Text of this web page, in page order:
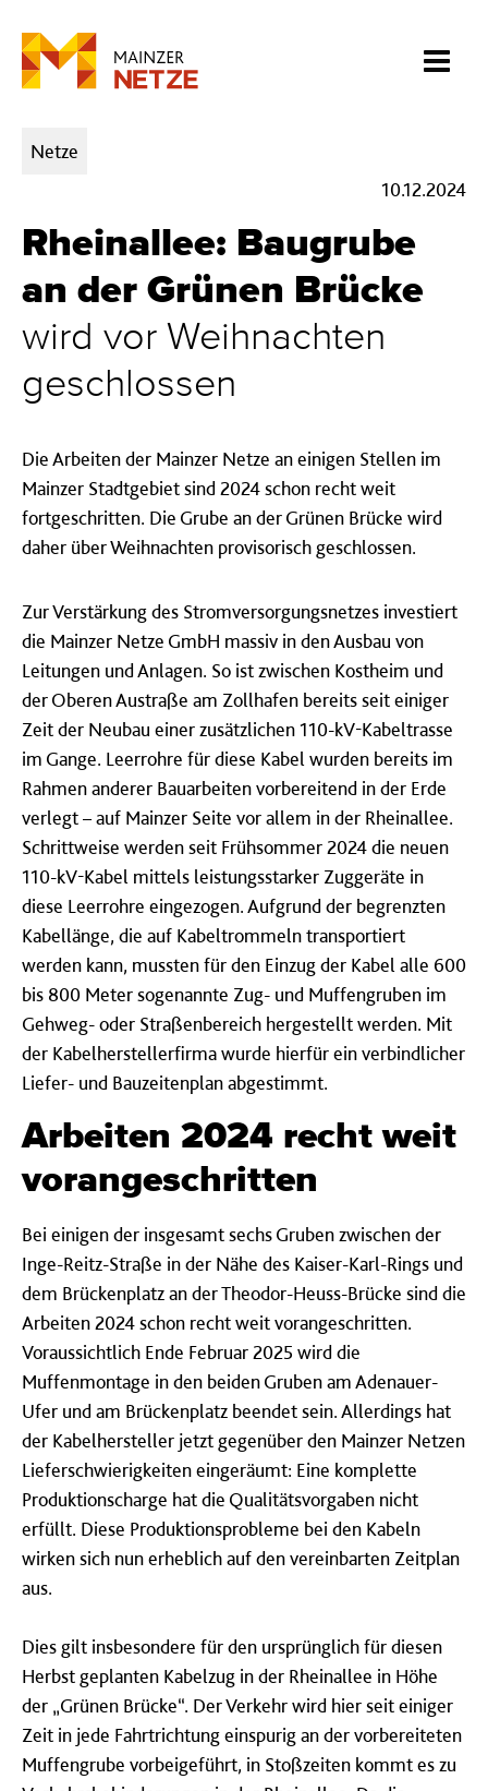
Kategorien:
Netze
10.12.2024
Rheinallee: Baugrube
an der Grünen Brücke
wird vor Weihnachten
geschlossen
Die Arbeiten der Mainzer Netze an einigen Stellen im
Mainzer Stadtgebiet sind 2024 schon recht weit
fortgeschritten. Die Grube an der Grünen Brücke wird
daher über Weihnachten provisorisch geschlossen.
Zur Verstärkung des Stromversorgungsnetzes investiert
die Mainzer Netze GmbH massiv in den Ausbau von
Leitungen und Anlagen. So ist zwischen Kostheim und
der Oberen Austraße am Zollhafen bereits seit einiger
Zeit der Neubau einer zusätzlichen 110-kV-Kabeltrasse
im Gange. Leerrohre für diese Kabel wurden bereits im
Rahmen anderer Bauarbeiten vorbereitend in der Erde
verlegt – auf Mainzer Seite vor allem in der Rheinallee.
Schrittweise werden seit Frühsommer 2024 die neuen
110-kV-Kabel mittels leistungsstarker Zuggeräte in
diese Leerrohre eingezogen. Aufgrund der begrenzten
Kabellänge, die auf Kabeltrommeln transportiert
werden kann, mussten für den Einzug der Kabel alle 600
bis 800 Meter sogenannte Zug- und Muffengruben im
Gehweg- oder Straßenbereich hergestellt werden. Mit
der Kabelherstellerfirma wurde hierfür ein verbindlicher
Liefer- und Bauzeitenplan abgestimmt.
Arbeiten 2024 recht weit
vorangeschritten
Bei einigen der insgesamt sechs Gruben zwischen der
Inge-Reitz-Straße in der Nähe des Kaiser-Karl-Rings und
dem Brückenplatz an der Theodor-Heuss-Brücke sind die
Arbeiten 2024 schon recht weit vorangeschritten.
Voraussichtlich Ende Februar 2025 wird die
Muffenmontage in den beiden Gruben am Adenauer-
Ufer und am Brückenplatz beendet sein. Allerdings hat
der Kabelhersteller jetzt gegenüber den Mainzer Netzen
Lieferschwierigkeiten eingeräumt: Eine komplette
Produktionscharge hat die Qualitätsvorgaben nicht
erfüllt. Diese Produktionsprobleme bei den Kabeln
wirken sich nun erheblich auf den vereinbarten Zeitplan
aus.
Dies gilt insbesondere für den ursprünglich für diesen
Herbst geplanten Kabelzug in der Rheinallee in Höhe
der „Grünen Brücke“. Der Verkehr wird hier seit einiger
Zeit in jede Fahrtrichtung einspurig an der vorbereiteten
Muffengrube vorbeigeführt, in Stoßzeiten kommt es zu